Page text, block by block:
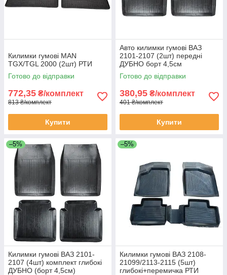
Килимки гумові MAN
TGX/TGL 2000 (2шт) РТИ
Готово до відправки
772,35 ₴/комплект
813 ₴/комплект
Купити
Авто килимки гумові ВАЗ
2101-2107 (2шт) передні
ДУБНО борт 4,5см
Готово до відправки
380,95 ₴/комплект
401 ₴/комплект
Купити
–5%
Килимки гумові ВАЗ 2101-
2107 (4шт) комплект глибокі
ДУБНО (борт 4,5см)
–5%
Килимки гумові ВАЗ 2108-
21099/2113-2115 (5шт)
глибокі+перемичка РТИ